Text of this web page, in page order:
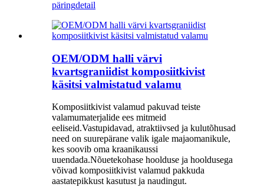
päringdetail
OEM/ODM halli värvi
kvartsgraniidist komposiitkivist
käsitsi valmistatud valamu
Komposiitkivist valamud pakuvad teiste
valamumaterjalide ees mitmeid
eeliseid.Vastupidavad, atraktiivsed ja kulutõhusad
need on suurepärane valik igale majaomanikule,
kes soovib oma kraanikaussi
uuendada.Nõuetekohase hoolduse ja hooldusega
võivad komposiitkivist valamud pakkuda
aastatepikkust kasutust ja naudingut.